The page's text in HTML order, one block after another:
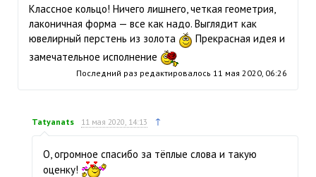
Классное кольцо! Ничего лишнего, четкая геометрия,
лаконичная форма — все как надо. Выглядит как
ювелирный перстень из золота
Прекрасная идея и
замечательное исполнение
Последний раз редактировалось 11 мая 2020, 06:26
Tatyanats 11 мая 2020, 14:13 ↑
О, огромное спасибо за тёплые слова и такую
оценку!